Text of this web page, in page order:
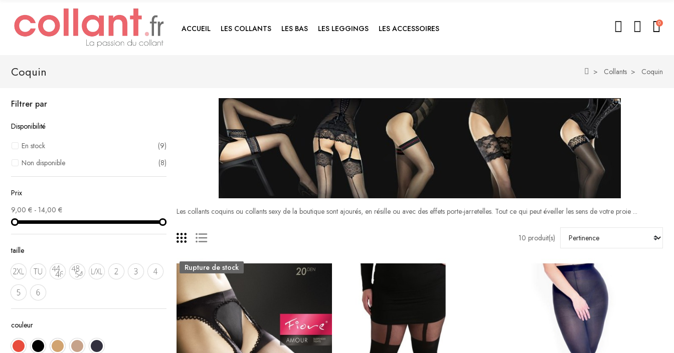
ACCUEIL LES COLLANTS LES BAS LES LEGGINGS LES ACCESSOIRES
0
Coquin Collants Coquin
Filtrer par
Disponibilité
En stock
(9)
Non disponible
(8)
Prix
9,00 € - 14,00 €
taille
couleur
Les collants coquins ou collants sexy de la boutique sont ajourés, en résille ou avec des effets porte-jarretelles. Tout ce qui peut éveiller les sens de votre proie ...
10 produit(s)
Rupture de stock